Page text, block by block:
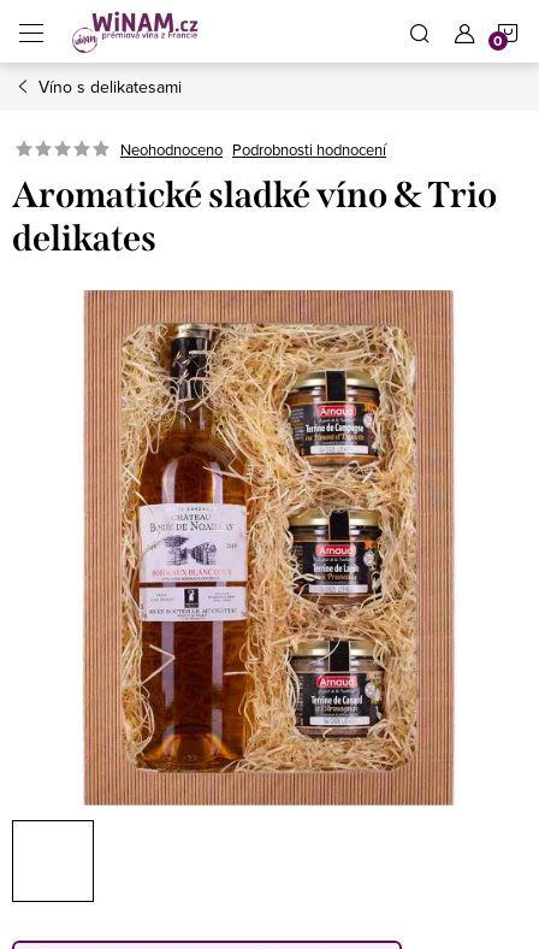
obsah
Víno s delikatesami
Neohodnoceno Podrobnosti hodnocení
Aromatické sladké víno & Trio
delikates